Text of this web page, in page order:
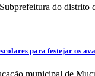
do distrito
para festejar os
municipal de